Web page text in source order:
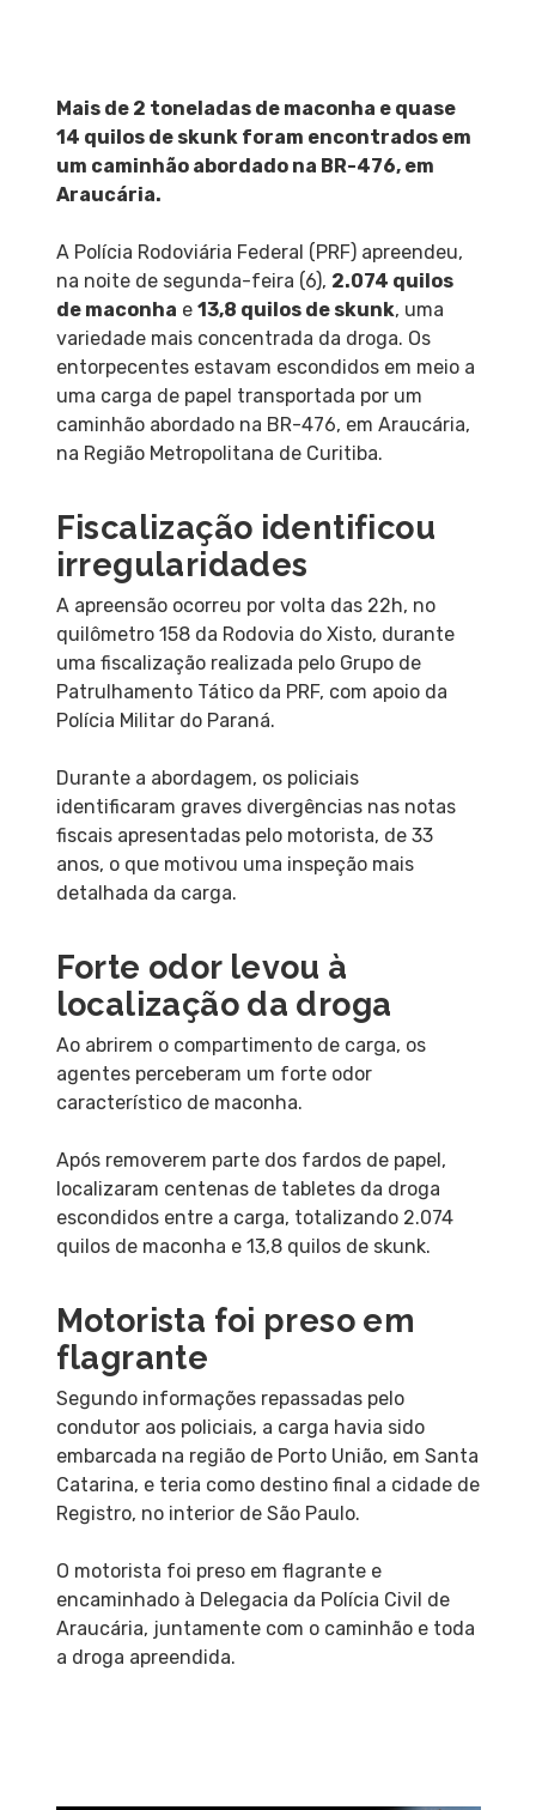
Mais de 2 toneladas de maconha e quase
14 quilos de skunk foram encontrados em
um caminhão abordado na BR-476, em
Araucária.
A Polícia Rodoviária Federal (PRF) apreendeu,
na noite de segunda-feira (6), 2.074 quilos
de maconha e 13,8 quilos de skunk, uma
variedade mais concentrada da droga. Os
entorpecentes estavam escondidos em meio a
uma carga de papel transportada por um
caminhão abordado na BR-476, em Araucária,
na Região Metropolitana de Curitiba.
Fiscalização identificou
irregularidades
A apreensão ocorreu por volta das 22h, no
quilômetro 158 da Rodovia do Xisto, durante
uma fiscalização realizada pelo Grupo de
Patrulhamento Tático da PRF, com apoio da
Polícia Militar do Paraná.
Durante a abordagem, os policiais
identificaram graves divergências nas notas
fiscais apresentadas pelo motorista, de 33
anos, o que motivou uma inspeção mais
detalhada da carga.
Forte odor levou à
localização da droga
Ao abrirem o compartimento de carga, os
agentes perceberam um forte odor
característico de maconha.
Após removerem parte dos fardos de papel,
localizaram centenas de tabletes da droga
escondidos entre a carga, totalizando 2.074
quilos de maconha e 13,8 quilos de skunk.
Motorista foi preso em
flagrante
Segundo informações repassadas pelo
condutor aos policiais, a carga havia sido
embarcada na região de Porto União, em Santa
Catarina, e teria como destino final a cidade de
Registro, no interior de São Paulo.
O motorista foi preso em flagrante e
encaminhado à Delegacia da Polícia Civil de
Araucária, juntamente com o caminhão e toda
a droga apreendida.